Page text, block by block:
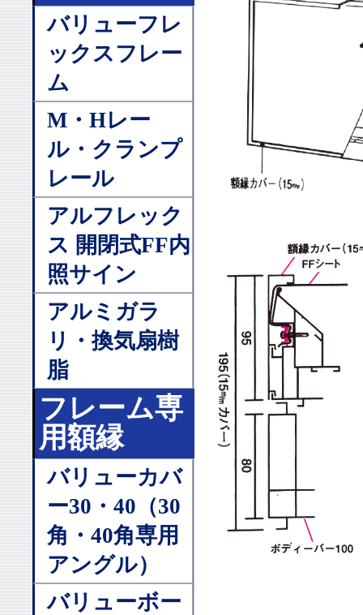
バリューフレ
ックスフレー
ム
M・Hレー
ル・クランプ
レール
アルフレック
ス 開閉式FF内
照サイン
アルミガラ
リ・換気扇樹
脂
フレーム専
用額縁
バリューカバ
ー30・40（30
角・40角専用
アングル）
バリューボー